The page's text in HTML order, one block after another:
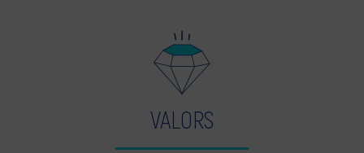
VALORS